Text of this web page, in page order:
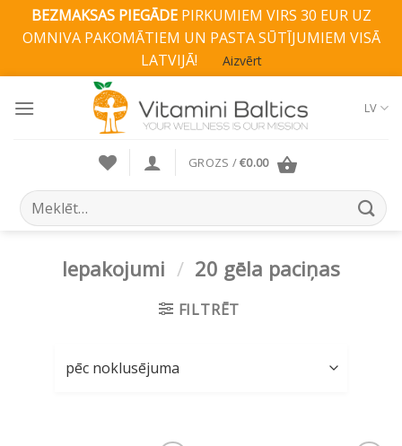
BEZMAKSAS PIEGĀDEPIRKUMIEM VIRS 30 EUR UZ
OMNIVA PAKOMĀTIEM UN PASTA SŪTĪJUMIEM VISĀ
LATVIJĀ!
Aizvērt
LV
GROZS /€0.00
Search
for:
Iepakojumi / 20 gēla paciņas
FILTRĒT